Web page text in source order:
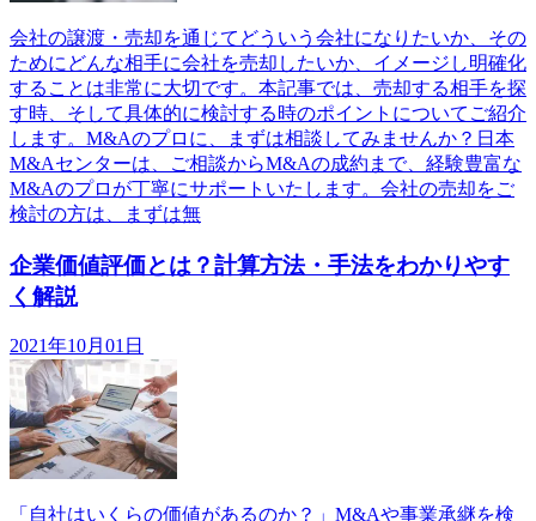
会社の譲渡・売却を通じてどういう会社になりたいか、その
ためにどんな相手に会社を売却したいか、イメージし明確化
することは非常に大切です。本記事では、売却する相手を探
す時、そして具体的に検討する時のポイントについてご紹介
します。M&Aのプロに、まずは相談してみませんか？日本
M&Aセンターは、ご相談からM&Aの成約まで、経験豊富な
M&Aのプロが丁寧にサポートいたします。会社の売却をご
検討の方は、まずは無
企業価値評価とは？計算方法・手法をわかりやす
く解説
2021年10月01日
「自社はいくらの価値があるのか？」M&Aや事業承継を検